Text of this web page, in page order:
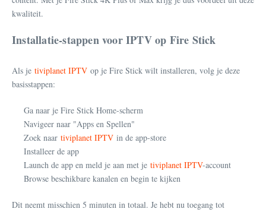
kwaliteit.
Installatie-stappen voor IPTV op Fire Stick
Als je tiviplanet IPTV op je Fire Stick wilt installeren, volg je deze
basisstappen:
Ga naar je Fire Stick Home-scherm
Navigeer naar "Apps en Spellen"
Zoek naar tiviplanet IPTV in de app-store
Installeer de app
Launch de app en meld je aan met je tiviplanet IPTV-account
Browse beschikbare kanalen en begin te kijken
Dit neemt misschien 5 minuten in totaal. Je hebt nu toegang tot